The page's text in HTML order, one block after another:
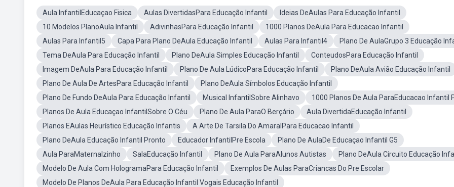
Aula InfantilEducaçao Fisica Aulas DivertidasPara Educação Infantil
Ideias DeAulas Para Educação Infantil
10 Modelos PlanoAula Infantil
AdivinhasPara Educação Infantil
1000 Planos DeAula Para Educacao Infantil
Aulas Para Infantil5
Capa Para Plano DeAula Educação Infantil Aulas Para Infantil4
Plano De AulaGrupo 3 Educação
Tema DeAula Para Educação Infantil
Plano DeAula Simples Educação Infantil
ConteudosPara Educação Infantil
Imagem DeAula Para Educação Infantil
Plano De Aula LúdicoPara Educação Infantil
Plano DeAula Avião Educação Infantil
Plano De Aula De ArtesPara Educação Infantil
Plano DeAula Símbolos Educação Infantil
Plano De Fundo DeAula Para Educação Infantil
Musical InfantilSobre Alinhavo
1000 Planos De Aula ParaEducacao Infantil
Planos De Aula Educaçao InfantilSobre O Céu
Plano De Aula ParaO Berçário
Aula DivertidaEducação Infantil
Planos EAulas Heurístico Educação Infantis
A Arte De Tarsila Do AmaralPara Educacao Infantil
Plano DeAula Educação Infantil Pronto
Educador InfantilPre Escola
Plano De AulaDe Educaçao Infantil G5
Aula ParaMaternalzinho
SalaEducação Infantil Plano De Aula ParaAlunos Autistas
Plano DeAula Circuito Educação
Modelo De Aula Com HologramaPara Educação Infantil
Exemplos De Aulas ParaCriancas Do Pre Escolar
Modelo De Planos DeAula Para Educação Infantil Vogais Educação Infantil